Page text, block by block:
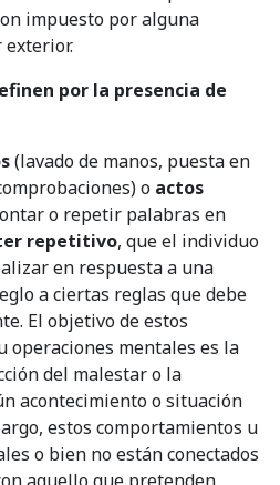
impuesto por alguna
exterior.
por la presencia de
(lavado de manos, puesta en
o actos
o repetir palabras en
repetitivo, que el individuo
en respuesta a una
a ciertas reglas que debe
El objetivo de estos
operaciones mentales es la
del malestar o la
acontecimiento o situación
estos comportamientos u
o bien no están conectados